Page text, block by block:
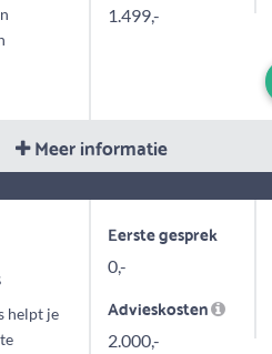
1.499,-
Meer informatie
helpt je
Eerste gesprek
0,-
Advieskosten
2.000,-